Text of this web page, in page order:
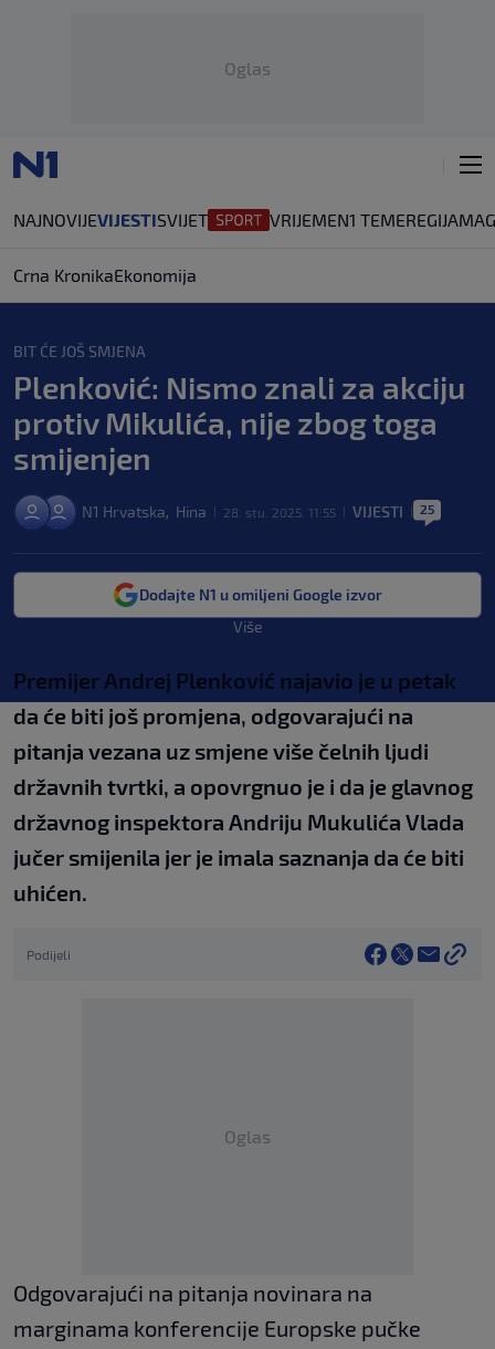
Oglas
NAJNOVIJEVIJESTISVIJET VRIJEMEN1 TEMEREGIJA
Crna KronikaEkonomija
BIT ĆE JOŠ SMJENA
Plenković: Nismo znali za akciju
protiv Mikulića, nije zbog toga
smijenjen
N1 Hrvatska, Hina 28. stu. 2025. 11:55 VIJESTI 25
Dodajte N1 u omiljeni Google izvor
Više
Premijer Andrej Plenković najavio je u petak
da će biti još promjena, odgovarajući na
pitanja vezana uz smjene više čelnih ljudi
državnih tvrtki, a opovrgnuo je i da je glavnog
državnog inspektora Andriju Mukulića Vlada
jučer smijenila jer je imala saznanja da će biti
uhićen.
Podijeli
Oglas
Odgovarajući na pitanja novinara na
marginama konferencije Europske pučke